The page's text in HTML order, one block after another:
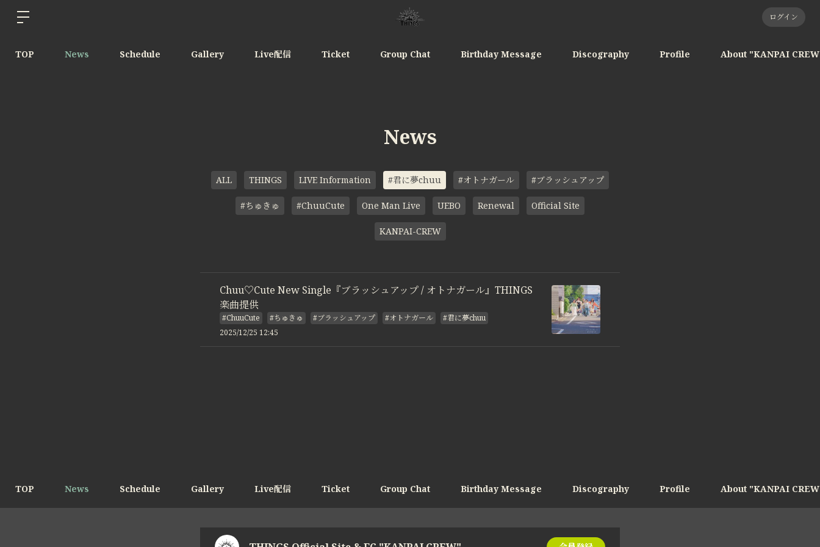
ログイン
TOP News Schedule Gallery Live配信 Ticket Group Chat Birthday Message Discography Profile About "KANPAI
News
ALL THINGS LIVE Information #君に夢chuu #オトナガール #ブラッシュアップ
#ちゅきゅ #ChuuCute One Man Live UEBO Renewal Official Site
KANPAI-CREW
Chuu♡Cute New Single『ブラッシュアップ / オトナガール』THINGS
楽曲提供
#ChuuCute #ちゅきゅ #ブラッシュアップ #オトナガール
#君に夢chuu
2025/12/25 12:45
TOP News Schedule Gallery Live配信 Ticket Group Chat Birthday Message Discography Profile About "KANPAI